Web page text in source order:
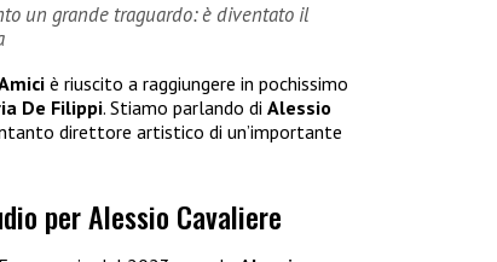
un grande traguardo: è diventato il
è riuscito a raggiungere in pochissimo
De Filippi. Stiamo parlando di Alessio
direttore artistico di un’importante
per Alessio Cavaliere